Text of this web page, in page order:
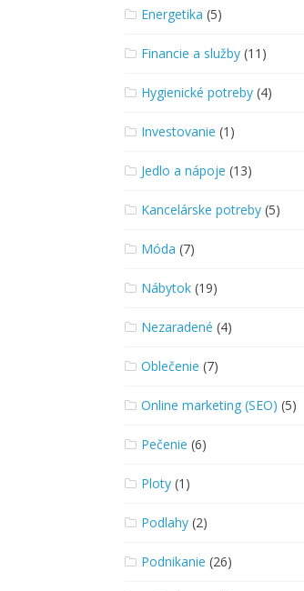
Energetika (5)
Financie a služby (11)
Hygienické potreby (4)
Investovanie (1)
Jedlo a nápoje (13)
Kancelárske potreby (5)
Móda (7)
Nábytok (19)
Nezaradené (4)
Oblečenie (7)
Online marketing (SEO) (5)
Pečenie (6)
Ploty (1)
Podlahy (2)
Podnikanie (26)